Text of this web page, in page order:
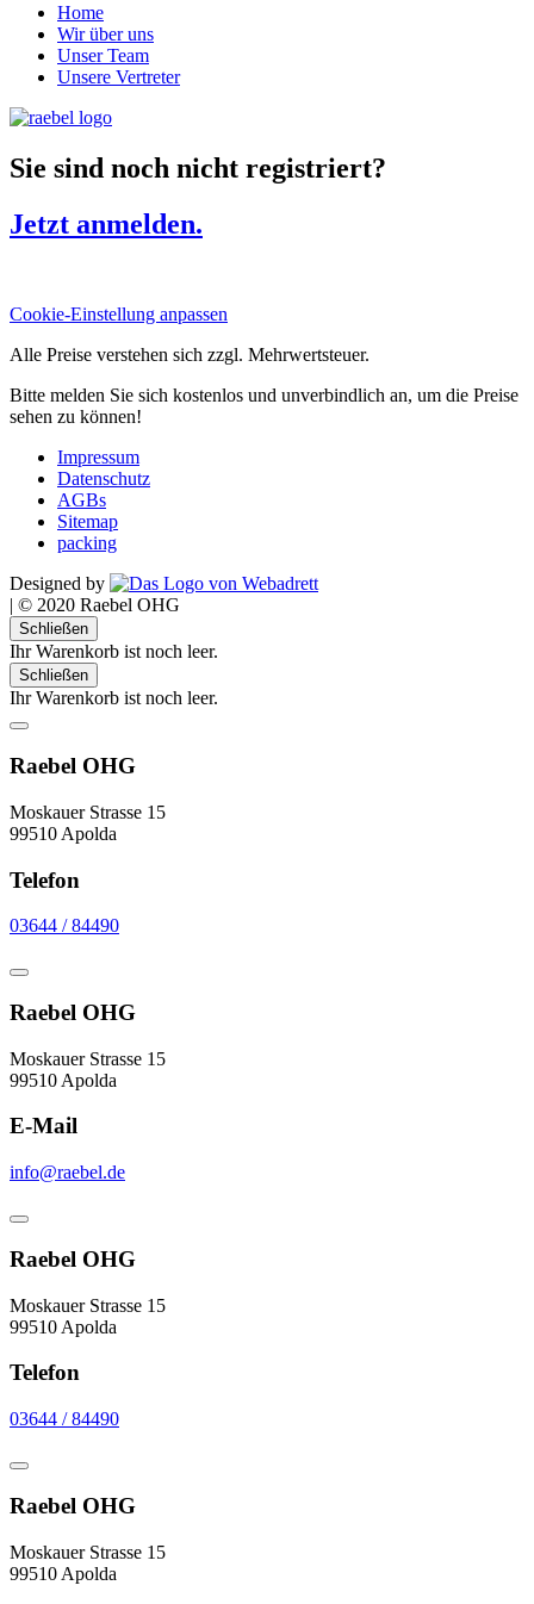
Home
Wir über uns
Unser Team
Unsere Vertreter
Sie sind noch nicht registriert?
Jetzt anmelden.
Cookie-Einstellung anpassen
Alle Preise verstehen sich zzgl. Mehrwertsteuer.
Bitte melden Sie sich kostenlos und unverbindlich an, um die Preise
sehen zu können!
Impressum
Datenschutz
AGBs
Sitemap
packing
Designed by
| © 2020 Raebel OHG
Schließen
Ihr Warenkorb ist noch leer.
Schließen
Ihr Warenkorb ist noch leer.
Raebel OHG
Moskauer Strasse 15
99510 Apolda
Telefon
03644 / 84490
Raebel OHG
Moskauer Strasse 15
99510 Apolda
E-Mail
info@raebel.de
Raebel OHG
Moskauer Strasse 15
99510 Apolda
Telefon
03644 / 84490
Raebel OHG
Moskauer Strasse 15
99510 Apolda